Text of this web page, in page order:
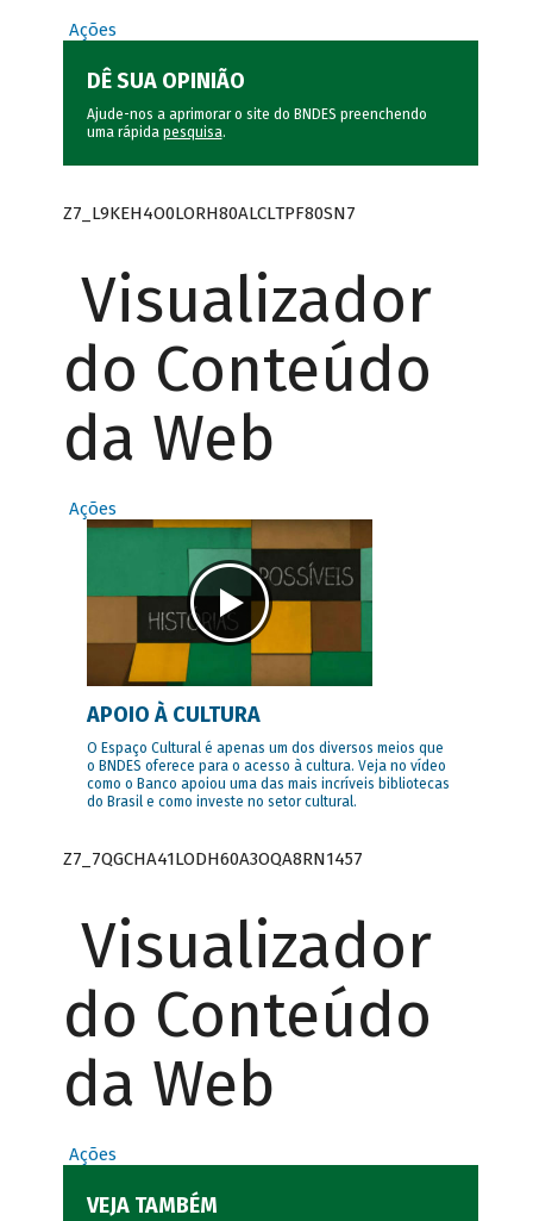
Ações
DÊ SUA OPINIÃO
Ajude-nos a aprimorar o site do BNDES preenchendo
uma rápida pesquisa.
Z7_L9KEH4O0LORH80ALCLTPF80SN7
Visualizador
do Conteúdo
da Web
Ações
APOIO À CULTURA
O Espaço Cultural é apenas um dos diversos meios que
o BNDES oferece para o acesso à cultura. Veja no vídeo
como o Banco apoiou uma das mais incríveis bibliotecas
do Brasil e como investe no setor cultural.
Z7_7QGCHA41LODH60A3OQA8RN1457
Visualizador
do Conteúdo
da Web
Ações
VEJA TAMBÉM